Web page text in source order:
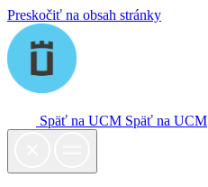
Preskočiť na obsah stránky
Späť na UCM Späť na UCM